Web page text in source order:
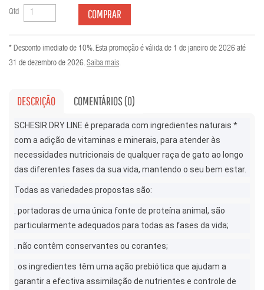
Qtd COMPRAR
* Desconto imediato de 10%. Esta promoção é válida de 1 de janeiro de 2026 até
31 de dezembro de 2026.Saiba mais.
DESCRIÇÃO COMENTÁRIOS (0)
SCHESIR DRY LINE é preparada com ingredientes naturais *
com a adição de vitaminas e minerais, para atender às
necessidades nutricionais de qualquer raça de gato ao longo
das diferentes fases da sua vida, mantendo o seu bem estar.
Todas as variedades propostas são:
. portadoras de uma única fonte de proteína animal, são
particularmente adequados para todas as fases da vida;
. não contêm conservantes ou corantes;
. os ingredientes têm uma ação prebiótica que ajudam a
garantir a efectiva assimilação de nutrientes e controle de